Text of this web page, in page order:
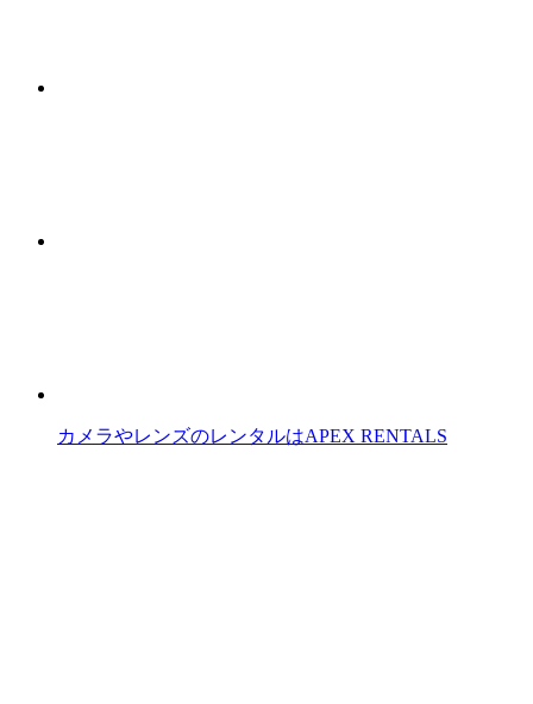
カメラやレンズのレンタルはAPEX RENTALS